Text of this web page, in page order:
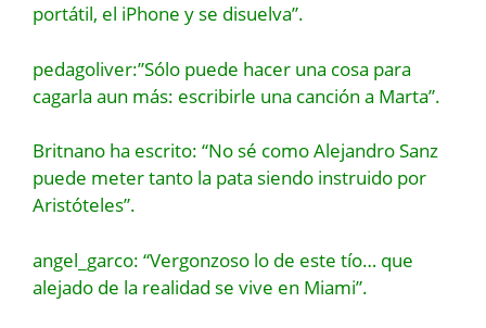
portátil, el iPhone y se disuelva”.
pedagoliver:”Sólo puede hacer una cosa para
cagarla aun más: escribirle una canción a Marta”.
Britnano ha escrito: “No sé como Alejandro Sanz
puede meter tanto la pata siendo instruido por
Aristóteles”.
angel_garco: “Vergonzoso lo de este tío… que
alejado de la realidad se vive en Miami”.